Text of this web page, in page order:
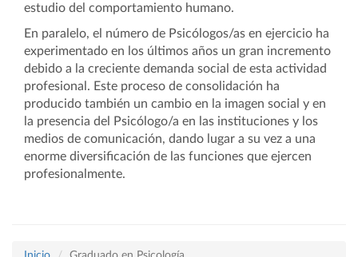
estudio del comportamiento humano.
En paralelo, el número de Psicólogos/as en ejercicio ha
experimentado en los últimos años un gran incremento
debido a la creciente demanda social de esta actividad
profesional. Este proceso de consolidación ha
producido también un cambio en la imagen social y en
la presencia del Psicólogo/a en las instituciones y los
medios de comunicación, dando lugar a su vez a una
enorme diversificación de las funciones que ejercen
profesionalmente.